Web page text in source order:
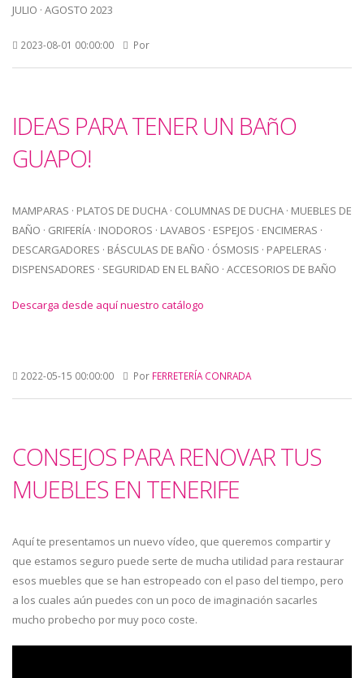
JULIO · AGOSTO 2023
2023-08-01 00:00:00 Por
IDEAS PARA TENER UN BAñO
GUAPO!
MAMPARAS · PLATOS DE DUCHA · COLUMNAS DE DUCHA · MUEBLES DE
BAÑO · GRIFERÍA · INODOROS · LAVABOS · ESPEJOS · ENCIMERAS ·
DESCARGADORES · BÁSCULAS DE BAÑO · ÓSMOSIS · PAPELERAS ·
DISPENSADORES · SEGURIDAD EN EL BAÑO · ACCESORIOS DE BAÑO
Descarga desde aquí nuestro catálogo
2022-05-15 00:00:00 Por FERRETERÍA CONRADA
CONSEJOS PARA RENOVAR TUS
MUEBLES EN TENERIFE
Aquí te presentamos un nuevo vídeo, que queremos compartir y
que estamos seguro puede serte de mucha utilidad para restaurar
esos muebles que se han estropeado con el paso del tiempo, pero
a los cuales aún puedes con un poco de imaginación sacarles
mucho probecho por muy poco coste.